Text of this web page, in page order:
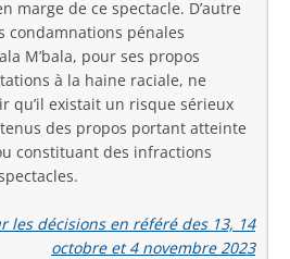
marge de ce spectacle. D’autre
condamnations pénales
M’bala, pour ses propos
à la haine raciale, ne
qu’il existait un risque sérieux
des propos portant atteinte
constituant des infractions
les décisions en référé des 13, 14
octobre et 4 novembre 2023